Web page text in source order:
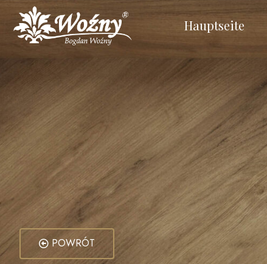
Hauptseite
POWRÓT